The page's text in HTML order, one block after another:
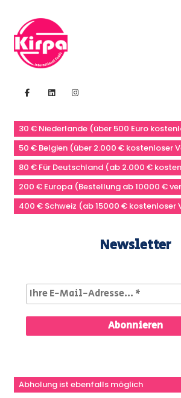
30 € Niederlande (über 500 Euro
50 € Belgien (über 2.000 € kostenloser
80 € Für Deutschland (ab 2.000 €
200 € Europa (Bestellung ab 10000 €
400 € Schweiz (ab 15000 € kostenloser
Newsletter
Abholung ist ebenfalls möglich